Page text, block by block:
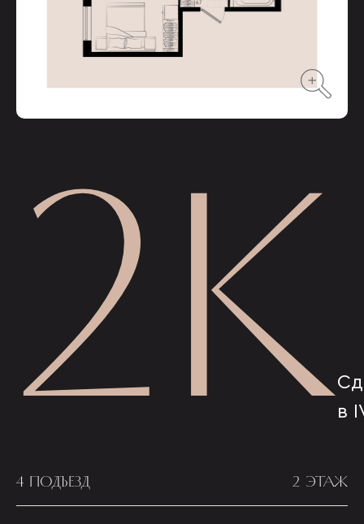
2Кв
4 ПОДЪЕЗД 2 ЭТАЖ